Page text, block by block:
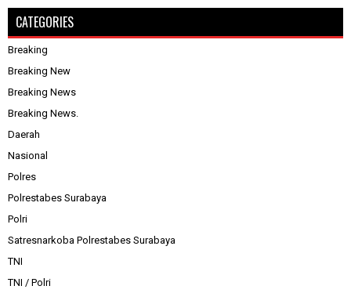
CATEGORIES
Breaking
Breaking New
Breaking News
Breaking News.
Daerah
Nasional
Polres
Polrestabes Surabaya
Polri
Satresnarkoba Polrestabes Surabaya
TNI
TNI / Polri